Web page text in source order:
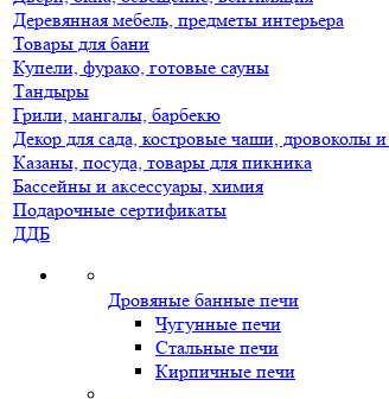
Деревянная мебель, предметы интерьера
Товары для бани
Купели, фурако, готовые сауны
Тандыры
Грили, мангалы, барбекю
Декор для сада, костровые чаши, дровоколы
Казаны, посуда, товары для пикника
Бассейны и аксессуары, химия
Подарочные сертификаты
ДДБ
Дровяные банные печи
Чугунные печи
Стальные печи
Кирпичные печи